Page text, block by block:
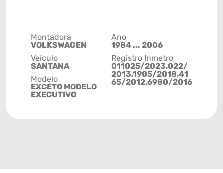
Montadora
VOLKSWAGEN
Veículo
SANTANA
Modelo
EXCETO MODELO
EXECUTIVO
Ano
1984 ... 2006
Registro Inmetro
011025/2023,022/
2013,1905/2018,41
65/2012,6980/2016